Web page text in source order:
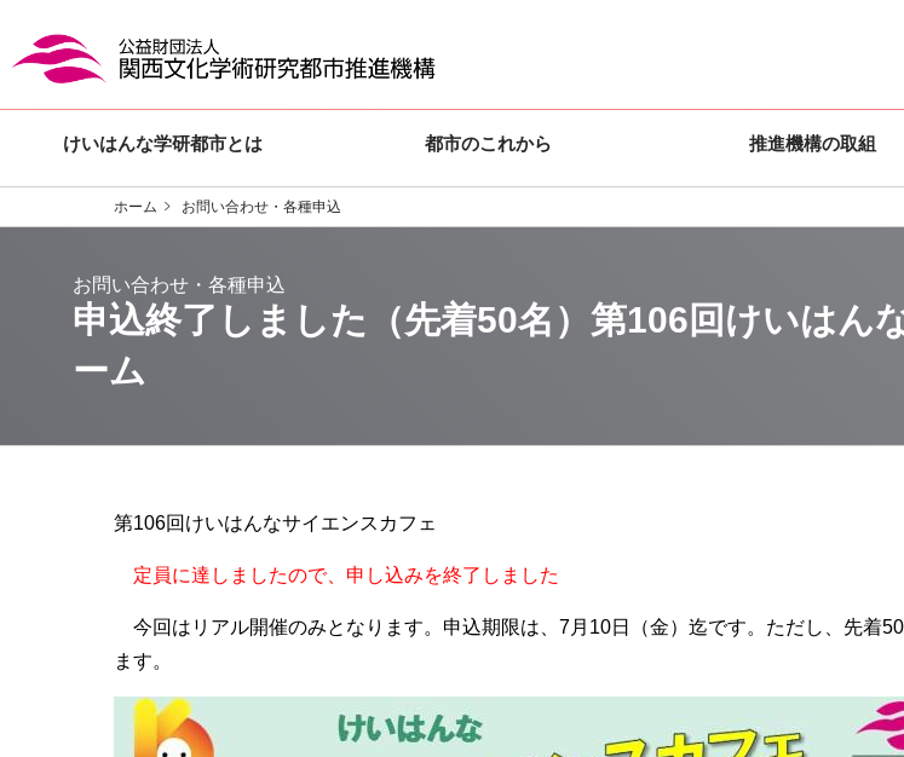
けいはんな学研都市とは 都市のこれから 推進機構の取組
ホーム お問い合わせ・各種申込
申込終了しました（先着50名）第106回けいは
ーム
第106回けいはんなサイエンスカフェ
定員に達しましたので、申し込みを終了しました
今回はリアル開催のみとなります。申込期限は、7月10日（金）迄です。ただし、先着
ます。